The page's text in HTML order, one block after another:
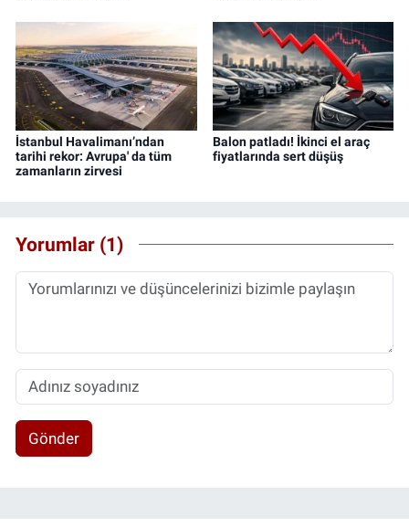
İstanbul Havalimanı’ndan
tarihi rekor: Avrupa' da tüm
zamanların zirvesi
Balon patladı! İkinci el araç
fiyatlarında sert düşüş
Yorumlar (1)
Gönder